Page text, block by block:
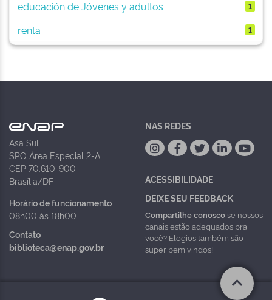
educación de Jóvenes y adultos 1
renta 1
Asa Sul
SPO Área Especial 2-A
CEP 70.610-900
Brasília/DF
Horário de funcionamento
08h00 às 18h00
Contato
biblioteca@enap.gov.br
NAS REDES
ACESSIBILIDADE
DEIXE SEU FEEDBACK
Compartilhe conoscose nossos
canais estão adequados pra
você? Elogios também são
super bem vindos!